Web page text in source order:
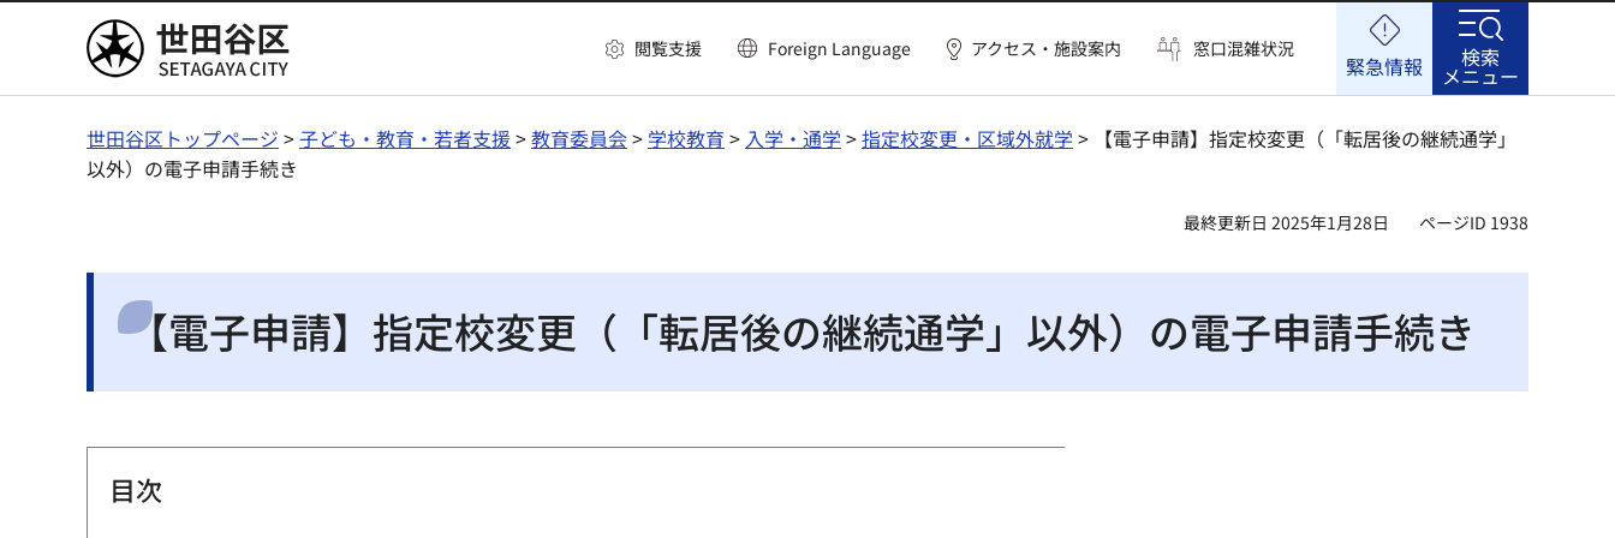
世田谷区 閲覧支援 Foreign Language アクセス・施設案内 窓口混雑状況
緊急情報 検索
メニュー
世田谷区トップページ >子ども・教育・若者支援>教育委員会> 学校教育 > 入学・通学 >指定校変更・区域外就学 > 【電子申請】指定校変更（「転居後の継続通学」
以外）の電子申請手続き
最終更新日 2025年1月28日 ページID 1938
【電子申請】指定校変更（「転居後の継続通学」以外）の電子申請手続き
目次